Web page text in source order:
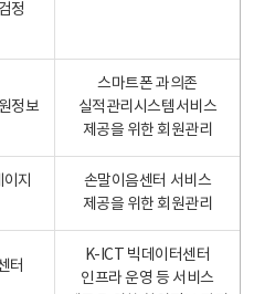
정
정보
스마트폰 과의존
실적관리시스템서비스
제공을 위한 회원관리
지
손말이음센터 서비스
제공을 위한 회원관리
터
K-ICT 빅데이터센터
인프라 운영 등 서비스